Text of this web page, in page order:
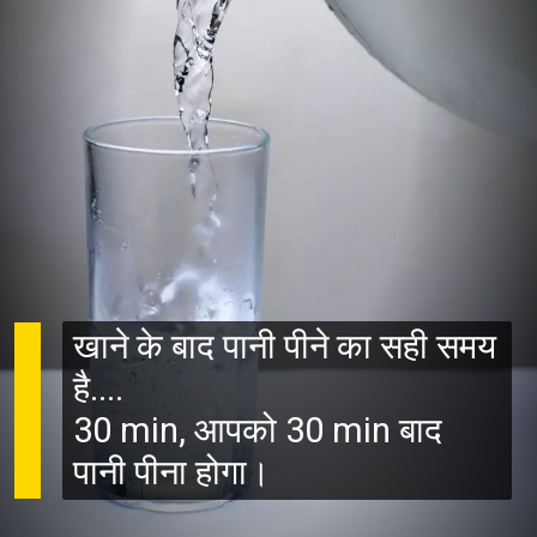
खाने के बाद पानी पीने का सही समय
है....
30 min, आपको 30 min बाद
पानी पीना होगा।